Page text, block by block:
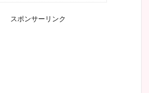
スポンサーリンク